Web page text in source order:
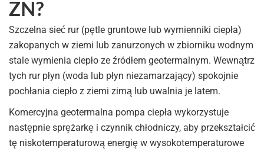
ZN?
Szczelna sieć rur (pętle gruntowe lub wymienniki ciepła)
zakopanych w ziemi lub zanurzonych w zbiorniku wodnym
stale wymienia ciepło ze źródłem geotermalnym. Wewnątrz
tych rur płyn (woda lub płyn niezamarzający) spokojnie
pochłania ciepło z ziemi zimą lub uwalnia je latem.
Komercyjna geotermalna pompa ciepła wykorzystuje
następnie sprężarkę i czynnik chłodniczy, aby przekształcić
tę niskotemperaturową energię w wysokotemperaturowe